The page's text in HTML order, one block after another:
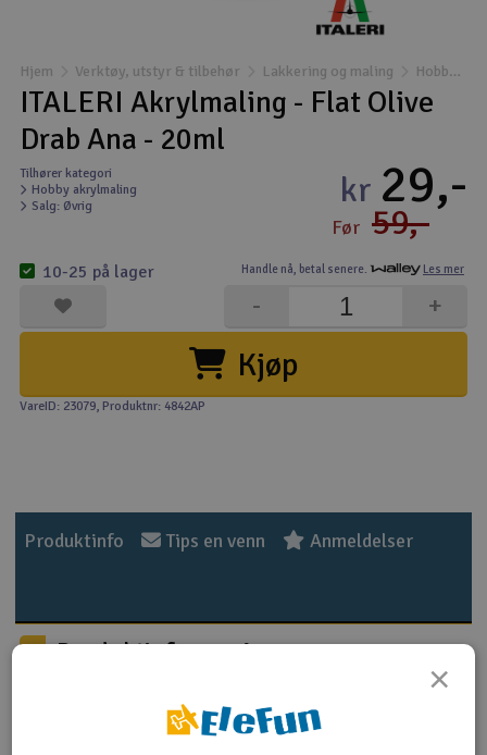
Droner
Droner for FPV
Fly
Helikopter
Kamerautstyr
Modellbygging, LEGO & byggesett
Modelljernbane
Outlet
Raketter
Hjem Verktøy, utstyr & tilbehør Lakkering og maling Hobby akrylmaling
ITALERI Akrylmaling - Flat Olive
Drab Ana - 20ml
Tilhører kategori
Hobby akrylmaling
Salg: Øvrig
Handle nå, betal senere. Les mer
kr 29,-
Før 59,-
Kjøp
+
-
10-25 på lager
VareID: 23079, Produktnr: 4842AP
Produktinfo Tips en venn Anmeldelser
Produktinformasjon
Vannbasert akrylmaling er enkelt å bruke, og ideell for
både pensel og airbrush. Den er pålitelig og gir
×